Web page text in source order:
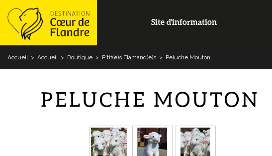
Site d'information
Accueil > Accueil > Boutique > P'tit(e)s Flamand(e)s > Peluche Mouton
PELUCHE MOUTON